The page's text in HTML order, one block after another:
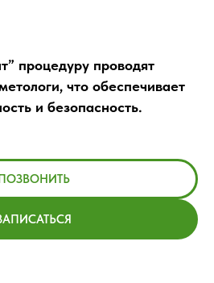
процедуру проводят
что обеспечивает
и безопасность.